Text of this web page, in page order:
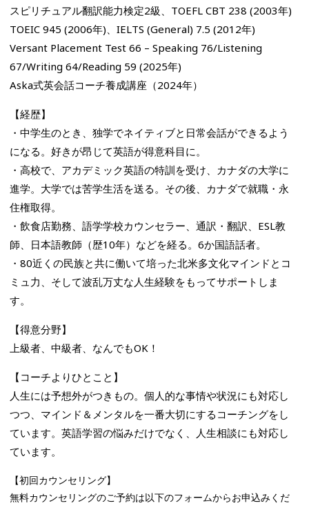
スピリチュアル翻訳能力検定2級、TOEFL CBT 238 (2003年)
TOEIC 945 (2006年)、IELTS (General) 7.5 (2012年)
Versant Placement Test 66 – Speaking 76/Listening
67/Writing 64/Reading 59 (2025年)
Aska式英会話コーチ養成講座（2024年）
【経歴】
・中学生のとき、独学でネイティブと日常会話ができるよう
になる。好きが昂じて英語が得意科目に。
・高校で、アカデミック英語の特訓を受け、カナダの大学に
進学。大学では苦学生活を送る。その後、カナダで就職・永
住権取得。
・飲食店勤務、語学学校カウンセラー、通訳・翻訳、ESL教
師、日本語教師（歴10年）などを経る。6か国語話者。
・80近くの民族と共に働いて培った北米多文化マインドとコ
ミュ力、そして波乱万丈な人生経験をもってサポートしま
す。
【得意分野】
上級者、中級者、なんでもOK！
【コーチよりひとこと】
人生には予想外がつきもの。個人的な事情や状況にも対応し
つつ、マインド＆メンタルを一番大切にするコーチングをし
ています。英語学習の悩みだけでなく、人生相談にも対応し
ています。
【初回カウンセリング】
無料カウンセリングのご予約は以下のフォームからお申込みくだ